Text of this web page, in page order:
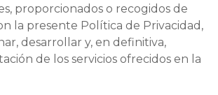
proporcionados o recogidos de
la presente Política de Privacidad,
desarrollar y, en definitiva,
de los servicios ofrecidos en la